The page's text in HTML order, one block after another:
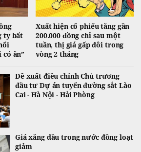
ty bất
ăn”
Xuất hiện cổ phiếu tăng gần
200.000 đồng chỉ sau một
tuần, thị giá gấp đôi trong
vòng 2 tháng
Đề xuất điều chỉnh Chủ trương
đầu tư Dự án tuyến đường sắt Lào
Cai - Hà Nội - Hải Phòng
Giá xăng dầu trong nước đồng loạt
giảm